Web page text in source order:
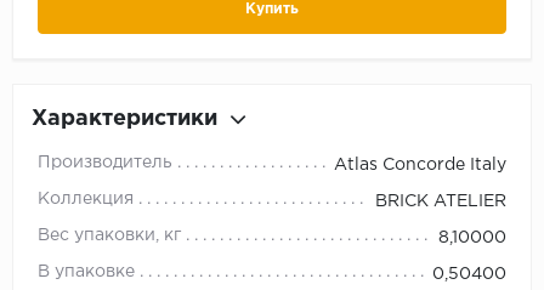
Купить
Характеристики
Производитель Atlas Concorde Italy
Коллекция BRICK ATELIER
Вес упаковки, кг 8,10000
В упаковке 0,50400